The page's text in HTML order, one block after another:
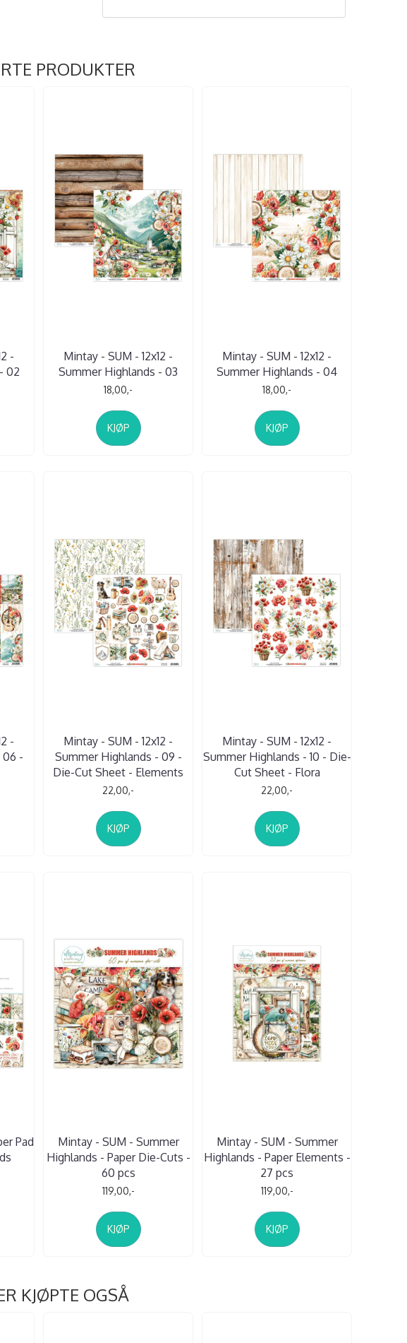
PRODUKTER
-
02
Mintay - SUM - 12x12 -
Summer Highlands - 03
18,00,-
KJØP
Mintay - SUM - 12x12 -
Summer Highlands - 04
18,00,-
KJØP
-
06 -
Mintay - SUM - 12x12 -
Summer Highlands - 09 -
Die-Cut Sheet - Elements
22,00,-
KJØP
Mintay - SUM - 12x12 -
Summer Highlands - 10 - Die-
Cut Sheet - Flora
22,00,-
KJØP
Pad
Mintay - SUM - Summer
Highlands - Paper Die-Cuts -
60 pcs
119,00,-
KJØP
Mintay - SUM - Summer
Highlands - Paper Elements -
27 pcs
119,00,-
KJØP
KJØPTE OGSÅ